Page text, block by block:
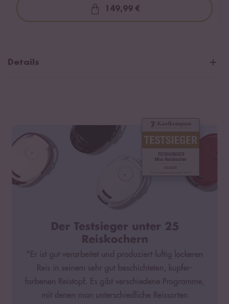
Loading...
149,99 €
Details
8 Programme inkl. 6 spezielle Reismodi
Timer- und Warmhaltefunktion für bis zu 24 Stunden
Premium Innentopf mit doppelter Antihaftbeschichtung aus
Maße: Länge: 32 cm, Breite: 23 cm, Höhe: 22 cm
Leistung: 350-417W / 220-240V
Füllmenge: 0,6l (ca. 3 Cups Reis)
Gewicht: 3,02 kg
Mit Sicherheitsverschluss
Farbe: Weiß & Lila / Grau / Schwarz / Mint / Bordeaux